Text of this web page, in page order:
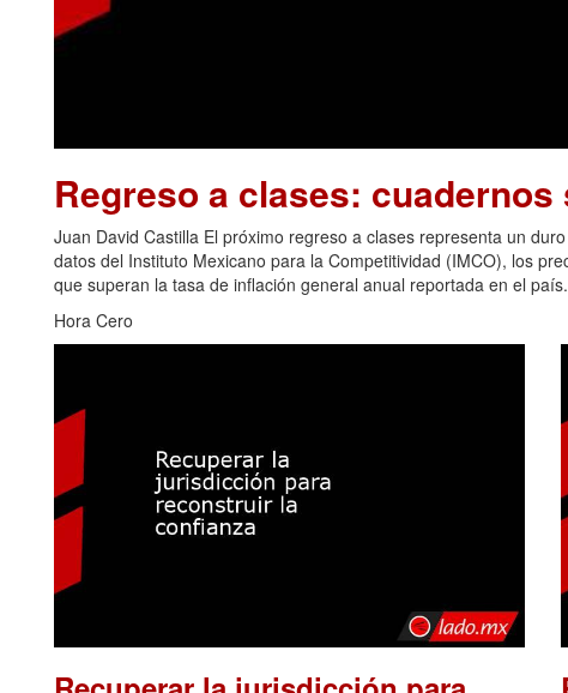
Regreso a clases: cuadernos
Juan David Castilla El próximo regreso a clases representa un
datos del Instituto Mexicano para la Competitividad (IMCO), los
que superan la tasa de inflación general anual reportada en el
Hora Cero